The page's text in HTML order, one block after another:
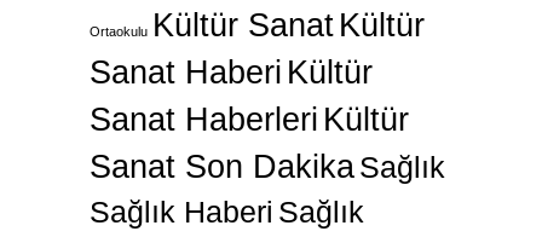
Ortaokulu Kültür SanatKültür
Sanat Haberi Kültür
Sanat Haberleri Kültür
Sanat Son DakikaSağlık
Sağlık Haberi Sağlık